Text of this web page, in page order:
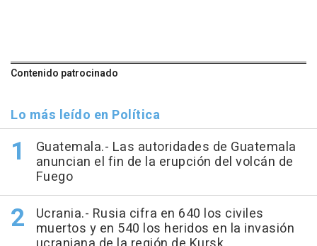
Contenido patrocinado
Lo más leído en Política
Guatemala.- Las autoridades de Guatemala
anuncian el fin de la erupción del volcán de
Fuego
Ucrania.- Rusia cifra en 640 los civiles
muertos y en 540 los heridos en la invasión